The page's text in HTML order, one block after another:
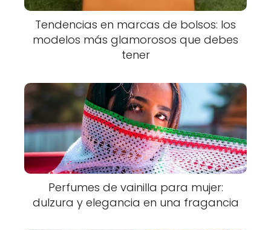
Tendencias en marcas de bolsos: los
modelos más glamorosos que debes
tener
Perfumes de vainilla para mujer:
dulzura y elegancia en una fragancia